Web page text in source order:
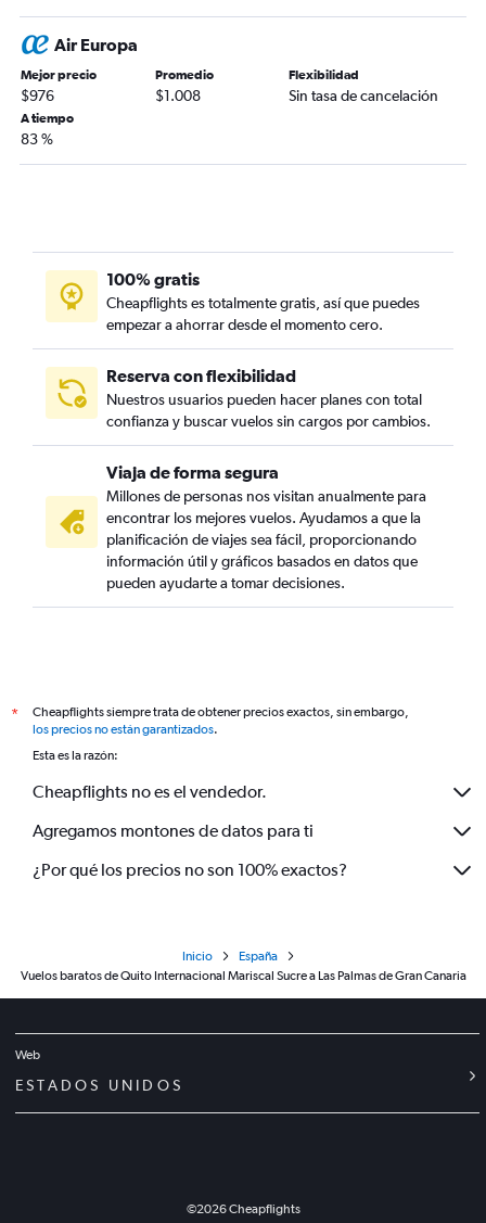
Air Europa
Mejor precio
$976
Promedio
$1.008
Flexibilidad
Sin tasa de cancelación
A tiempo
83 %
100% gratis
Cheapflights es totalmente gratis, así que puedes
empezar a ahorrar desde el momento cero.
Reserva con flexibilidad
Nuestros usuarios pueden hacer planes con total
confianza y buscar vuelos sin cargos por cambios.
Viaja de forma segura
Millones de personas nos visitan anualmente para
encontrar los mejores vuelos. Ayudamos a que la
planificación de viajes sea fácil, proporcionando
información útil y gráficos basados en datos que
pueden ayudarte a tomar decisiones.
*
Cheapflights siempre trata de obtener precios exactos, sin embargo,
los precios no están garantizados.
Esta es la razón:
Cheapflights no es el vendedor.
Agregamos montones de datos para ti
¿Por qué los precios no son 100% exactos?
Inicio
España
Vuelos baratos de Quito Internacional Mariscal Sucre a Las Palmas de Gran Canaria
Web
ESTADOS UNIDOS
©2026Cheapflights